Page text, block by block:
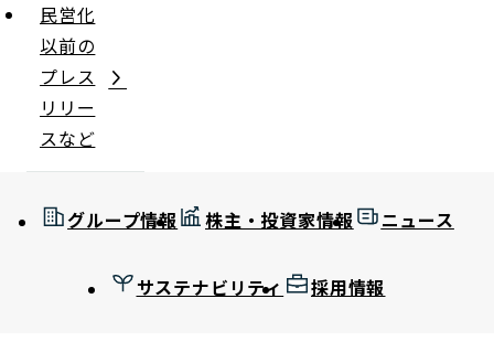
民営化
以前の
プレス
リリー
スなど
グループ情報 株主・投資家情報 ニュース
サステナビリティ 採用情報